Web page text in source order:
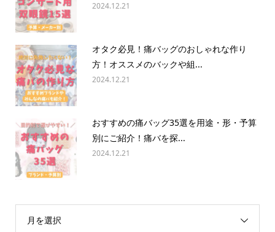
2024.12.21
オタク必見！痛バッグのおしゃれな作り
方！オススメのバックや組...
2024.12.21
おすすめの痛バッグ35選を用途・形・予算
別にご紹介！痛バを探...
2024.12.21
月を選択